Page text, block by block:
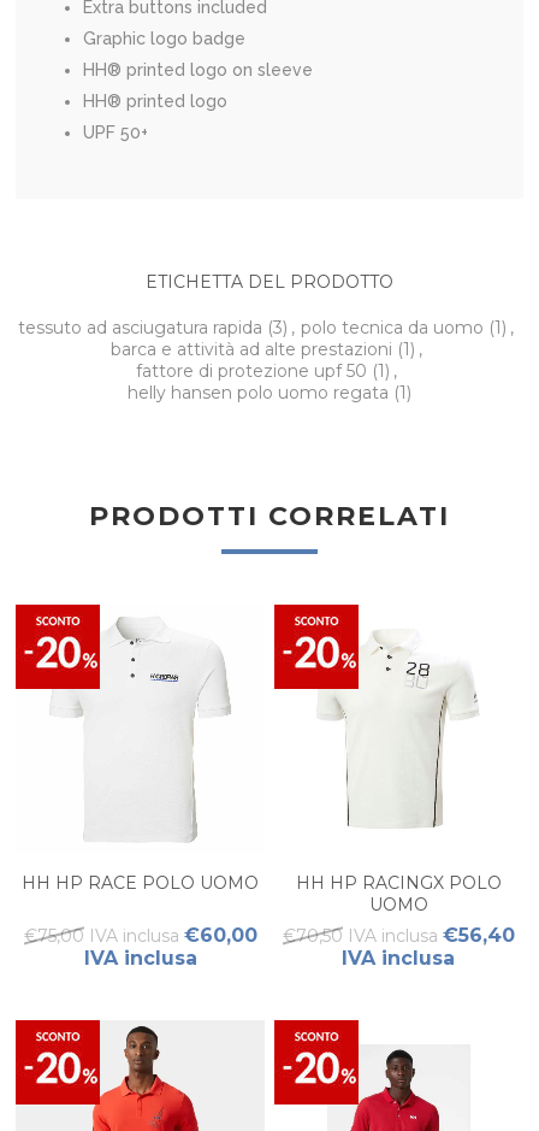
Extra buttons included
Graphic logo badge
HH® printed logo on sleeve
HH® printed logo
UPF 50+
ETICHETTA DEL PRODOTTO
tessuto ad asciugatura rapida (3) , polo tecnica da uomo (1) ,
barca e attività ad alte prestazioni (1) ,
fattore di protezione upf 50 (1) ,
helly hansen polo uomo regata (1)
PRODOTTI CORRELATI
HH HP RACE POLO UOMO
€75,00 IVA inclusa €60,00
IVA inclusa
HH HP RACINGX POLO
UOMO
€70,50 IVA inclusa €56,40
IVA inclusa